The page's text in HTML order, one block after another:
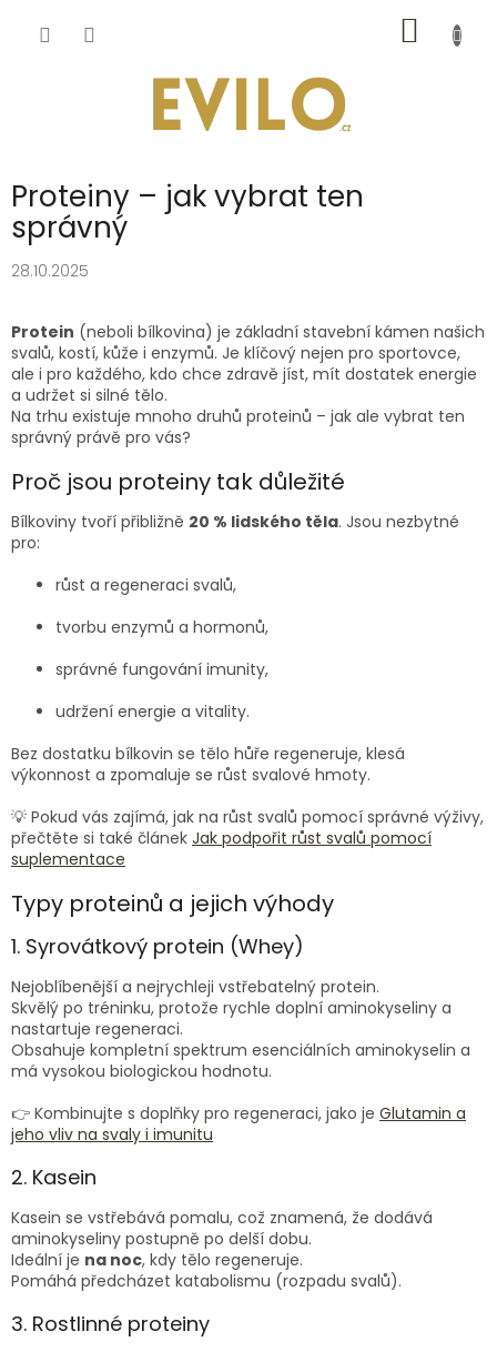
KOŠÍK
Proteiny – jak vybrat ten
správný
28.10.2025
Protein (neboli bílkovina) je základní stavební kámen našich
svalů, kostí, kůže i enzymů. Je klíčový nejen pro sportovce,
ale i pro každého, kdo chce zdravě jíst, mít dostatek energie
a udržet si silné tělo.
Na trhu existuje mnoho druhů proteinů – jak ale vybrat ten
správný právě pro vás?
Proč jsou proteiny tak důležité
Bílkoviny tvoří přibližně 20 % lidského těla. Jsou nezbytné
pro:
růst a regeneraci svalů,
tvorbu enzymů a hormonů,
správné fungování imunity,
udržení energie a vitality.
Bez dostatku bílkovin se tělo hůře regeneruje, klesá
výkonnost a zpomaluje se růst svalové hmoty.
💡 Pokud vás zajímá, jak na růst svalů pomocí správné výživy,
přečtěte si také článek Jak podpořit růst svalů pomocí
suplementace
Typy proteinů a jejich výhody
1. Syrovátkový protein (Whey)
Nejoblíbenější a nejrychleji vstřebatelný protein.
Skvělý po tréninku, protože rychle doplní aminokyseliny a
nastartuje regeneraci.
Obsahuje kompletní spektrum esenciálních aminokyselin a
má vysokou biologickou hodnotu.
👉 Kombinujte s doplňky pro regeneraci, jako je Glutamin a
jeho vliv na svaly i imunitu
2. Kasein
Kasein se vstřebává pomalu, což znamená, že dodává
aminokyseliny postupně po delší dobu.
Ideální je na noc, kdy tělo regeneruje.
Pomáhá předcházet katabolismu (rozpadu svalů).
3. Rostlinné proteiny